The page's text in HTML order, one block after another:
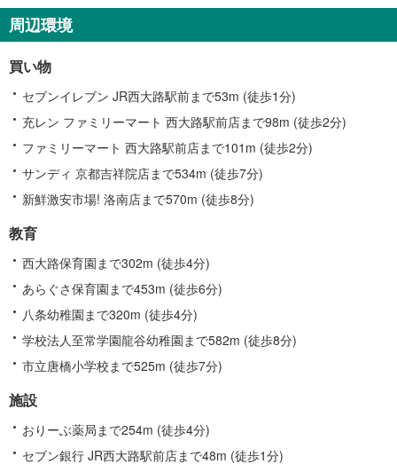
周辺環境
買い物
セブンイレブン JR西大路駅前まで53m (徒歩1分)
充レン ファミリーマート 西大路駅前店まで98m (徒歩2分)
ファミリーマート 西大路駅前店まで101m (徒歩2分)
サンディ 京都吉祥院店まで534m (徒歩7分)
新鮮激安市場! 洛南店まで570m (徒歩8分)
教育
西大路保育園まで302m (徒歩4分)
あらぐさ保育園まで453m (徒歩6分)
八条幼稚園まで320m (徒歩4分)
学校法人至常学園龍谷幼稚園まで582m (徒歩8分)
市立唐橋小学校まで525m (徒歩7分)
施設
おりーぶ薬局まで254m (徒歩4分)
セブン銀行 JR西大路駅前店まで48m (徒歩1分)